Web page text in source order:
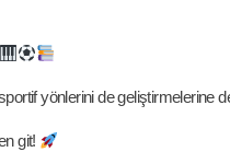
yönlerini de geliştirmelerine
git!